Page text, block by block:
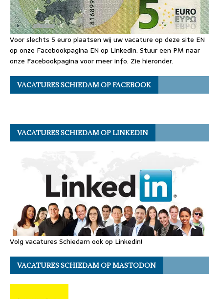
Voor slechts 5 euro plaatsen wij uw vacature op deze site EN
op onze Facebookpagina EN op Linkedin. Stuur een PM naar
onze Facebookpagina voor meer info. Zie hieronder.
VACATURES SCHIEDAM OP FACEBOOK
VACATURES SCHIEDAM OP LINKEDIN
Volg vacatures Schiedam ook op Linkedin!
VACATURES SCHIEDAM OP MASTODON